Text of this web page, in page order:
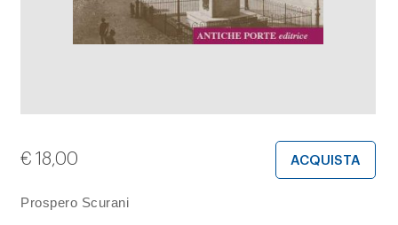
Prospero Scurani
€ 18,00 ACQUISTA